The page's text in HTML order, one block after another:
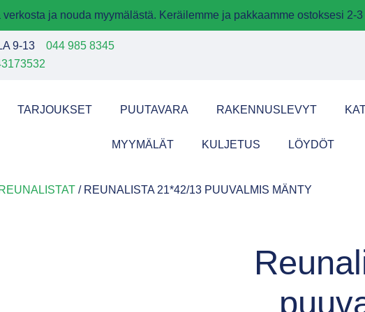
verkosta ja nouda myymälästä. Keräilemme ja pakkaamme ostoksesi 2-
9-13 044 985 8345
TARJOUKSET PUUTAVARA RAKENNUSLEVYT
MYYMÄLÄT KULJETUS LÖYDÖT
REUNALISTAT / REUNALISTA 21*42/13 PUUVALMIS MÄNTY